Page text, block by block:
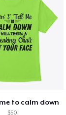
to calm down
$50